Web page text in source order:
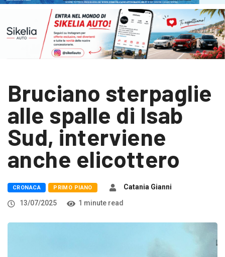
Bruciano sterpaglie
alle spalle di Isab
Sud, interviene
anche elicottero
CRONACA PRIMO PIANO
Catania Gianni
13/07/2025
1 minute read